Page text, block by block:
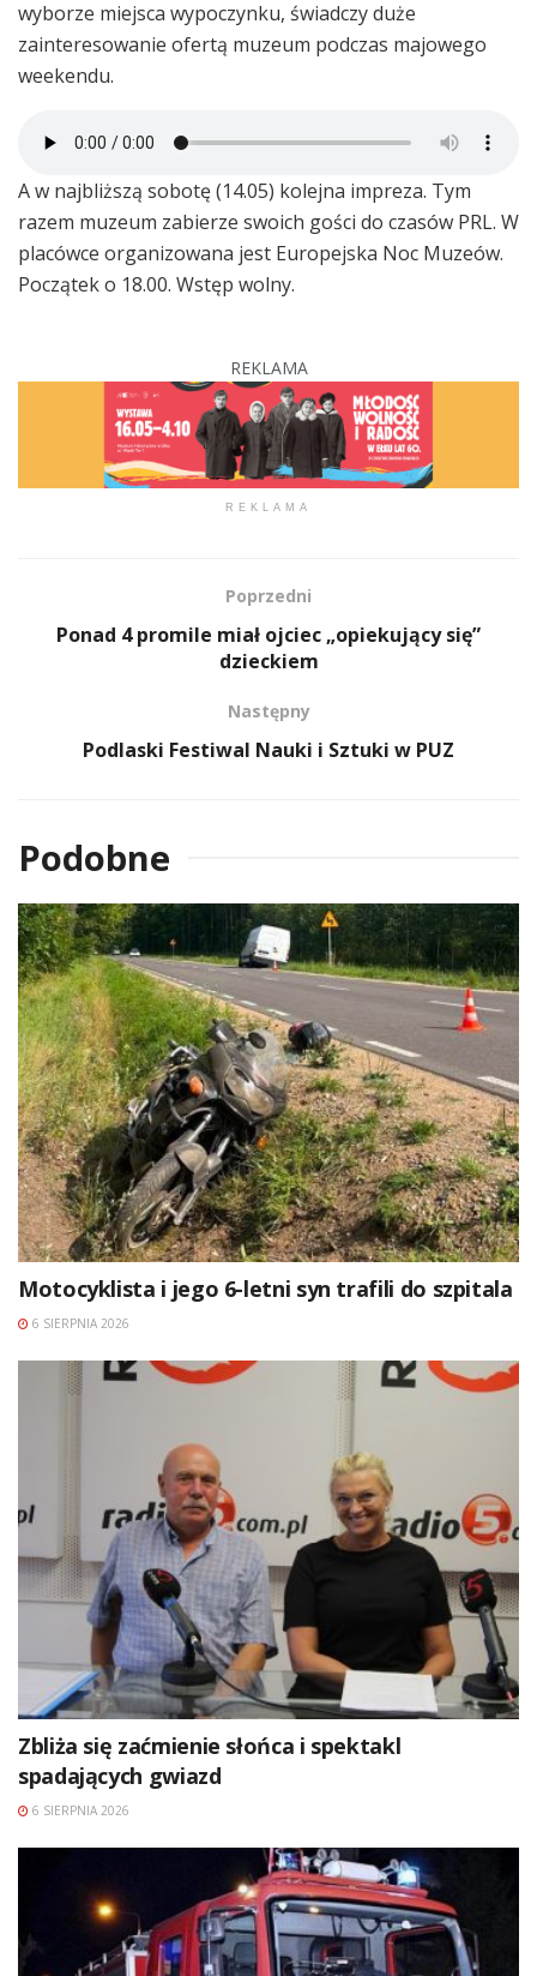
wyborze miejsca wypoczynku, świadczy duże
zainteresowanie ofertą muzeum podczas majowego
weekendu.
A w najbliższą sobotę (14.05) kolejna impreza. Tym
razem muzeum zabierze swoich gości do czasów PRL. W
placówce organizowana jest Europejska Noc Muzeów.
Początek o 18.00. Wstęp wolny.
REKLAMA
REKLAMA
Poprzedni
Ponad 4 promile miał ojciec „opiekujący się”
dzieckiem
Następny
Podlaski Festiwal Nauki i Sztuki w PUZ
Podobne
Motocyklista i jego 6-letni syn trafili do szpitala
6 SIERPNIA 2026
Zbliża się zaćmienie słońca i spektakl
spadających gwiazd
6 SIERPNIA 2026